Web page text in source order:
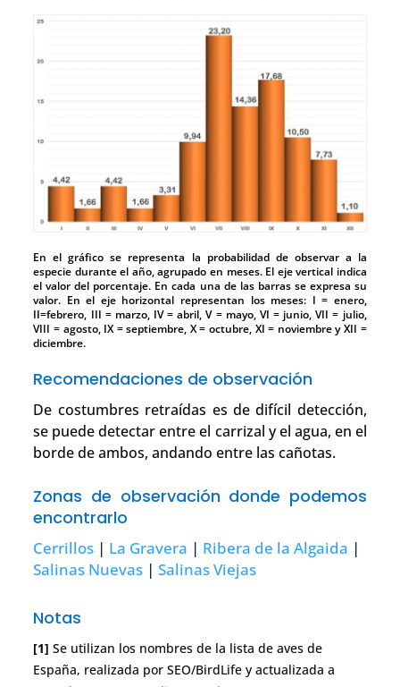
En el gráfico se representa la probabilidad de observar a la
especie durante el año, agrupado en meses. El eje vertical indica
el valor del porcentaje. En cada una de las barras se expresa su
valor. En el eje horizontal representan los meses: I = enero,
II=febrero, III = marzo, IV = abril, V = mayo, VI = junio, VII = julio,
VIII = agosto, IX = septiembre, X = octubre, XI = noviembre y XII =
diciembre.
Recomendaciones de observación
De costumbres retraídas es de difícil detección,
se puede detectar entre el carrizal y el agua, en el
borde de ambos, andando entre las cañotas.
Zonas de observación donde podemos
encontrarlo
Cerrillos | La Gravera | Ribera de la Algaida |
Salinas Nuevas |Salinas Viejas
Notas
[1] Se utilizan los nombres de la lista de aves de
España, realizada por SEO/BirdLife y actualizada a